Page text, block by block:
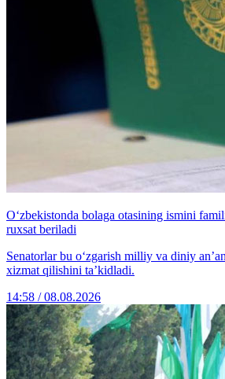
O‘zbekistonda bolaga otasining ismini
ruxsat beriladi
Senatorlar bu o‘zgarish milliy va diniy
xizmat qilishini ta’kidladi.
14:58 / 08.08.2026